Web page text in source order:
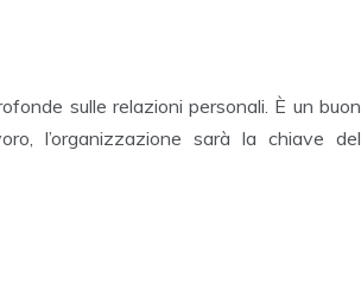
sulle relazioni personali. È un buon
l’organizzazione sarà la chiave del